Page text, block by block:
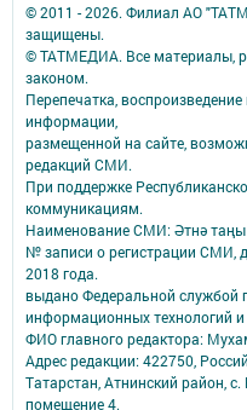
© 2011 - 2026. Филиал АО
защищены.
© ТАТМЕДИА. Все материалы,
законом.
Перепечатка,
информации,
размещенной на сайте,
редакций СМИ.
При поддержке
коммуникациям.
Наименование СМИ: Әтнә таңы
№ записи о регистрации СМИ,
2018 года.
выдано Федеральной службой
информационных технологий
ФИО главного редактора:
Адрес редакции: 422750,
Татарстан, Атнинский район,
помещение 4.